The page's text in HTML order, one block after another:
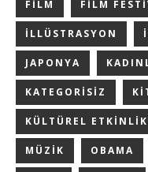
FILM FILM
ILLÜSTRASYON
JAPONYA
KATEGORISIZ
KÜLTÜREL
MÜZIK OBAMA